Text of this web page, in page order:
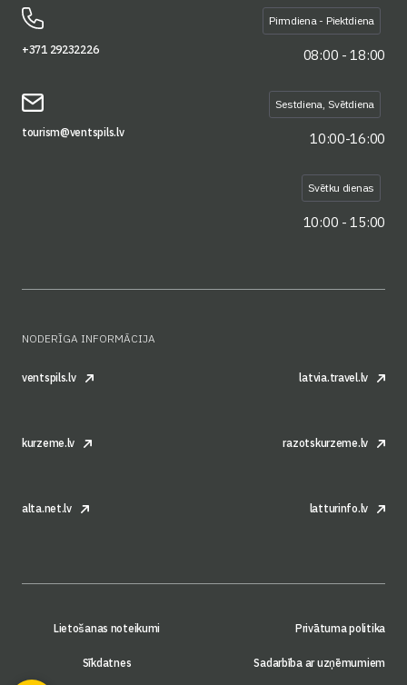
+371 29232226
tourism@ventspils.lv
Pirmdiena - Piektdiena
08:00 - 18:00
Sestdiena, Svētdiena
10:00-16:00
Svētku dienas
10:00 - 15:00
NODERĪGA INFORMĀCIJA
ventspils.lv latvia.travel.lv
kurzeme.lv razotskurzeme.lv
alta.net.lv latturinfo.lv
Lietošanas noteikumi Privātuma politika
Sīkdatnes Sadarbība ar uzņēmumiem